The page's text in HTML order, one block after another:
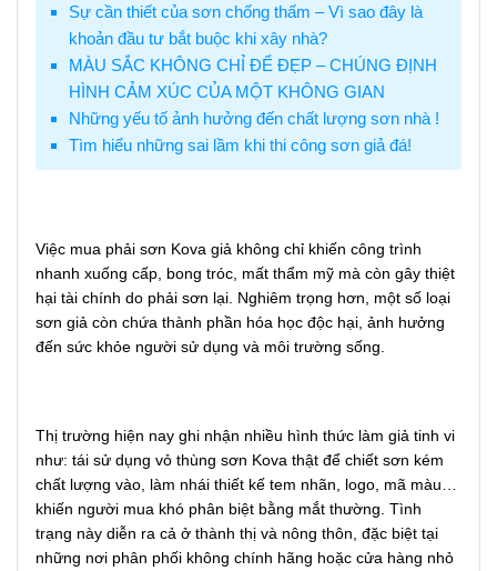
Sự cần thiết của sơn chống thấm – Vì sao đây là
khoản đầu tư bắt buộc khi xây nhà?
MÀU SẮC KHÔNG CHỈ ĐỂ ĐẸP – CHÚNG ĐỊNH
HÌNH CẢM XÚC CỦA MỘT KHÔNG GIAN
Những yếu tố ảnh hưởng đến chất lượng sơn nhà !
Tìm hiểu những sai lầm khi thi công sơn giả đá!
Việc mua phải sơn Kova giả không chỉ khiến công trình
nhanh xuống cấp, bong tróc, mất thẩm mỹ mà còn gây thiệt
hại tài chính do phải sơn lại. Nghiêm trọng hơn, một số loại
sơn giả còn chứa thành phần hóa học độc hại, ảnh hưởng
đến sức khỏe người sử dụng và môi trường sống.
Thị trường hiện nay ghi nhận nhiều hình thức làm giả tinh vi
như: tái sử dụng vỏ thùng sơn Kova thật để chiết sơn kém
chất lượng vào, làm nhái thiết kế tem nhãn, logo, mã màu…
khiến người mua khó phân biệt bằng mắt thường. Tình
trạng này diễn ra cả ở thành thị và nông thôn, đặc biệt tại
những nơi phân phối không chính hãng hoặc cửa hàng nhỏ